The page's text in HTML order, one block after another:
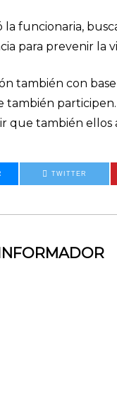
la funcionaria,
para prevenir la
también con
también
que también ellos
TWITTER